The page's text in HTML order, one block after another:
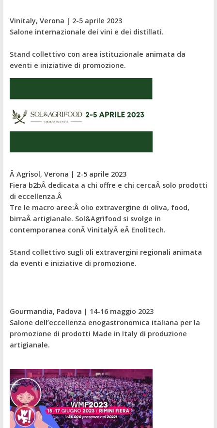
Vinitaly, Verona | 2-5 aprile 2023
Salone internazionale dei vini e dei distillati.
Stand collettivo con area istituzionale animata da
eventi e iniziative di promozione.
Â Agrisol, Verona | 2-5 aprile 2023
Fiera b2bÂ dedicata a chi offre e chi cercaÂ solo prodotti
di eccellenza.Â
Tre le macro aree:Â olio extravergine di oliva, food,
birraÂ artigianale. Sol&Agrifood si svolge in
contemporanea conÂ VinitalyÂ eÂ Enolitech.
Stand collettivo sugli oli extravergini regionali animata
da eventi e iniziative di promozione.
Gourmandia, Padova | 14-16 maggio 2023
Salone dell’eccellenza enogastronomica italiana per la
promozione di prodotti Made in Italy di produzione
artigianale.